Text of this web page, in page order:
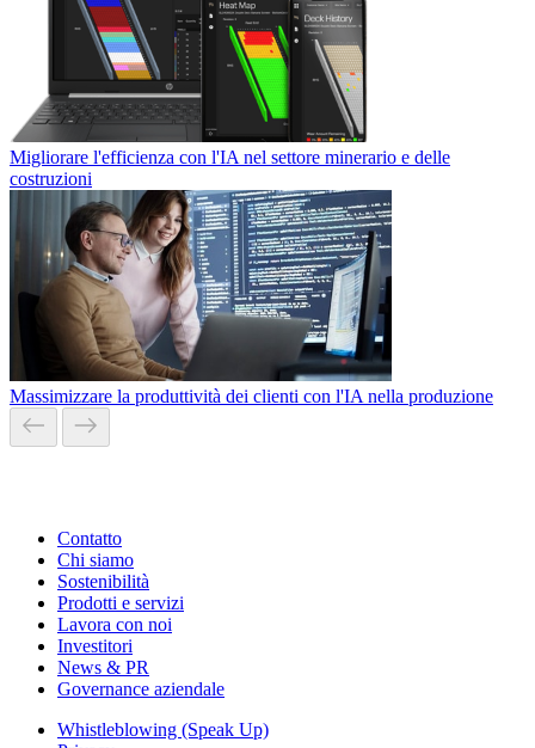
Migliorare l'efficienza con l'IA nel settore minerario e delle
costruzioni
Massimizzare la produttività dei clienti con l'IA nella produzione
Contatto
Chi siamo
Sostenibilità
Prodotti e servizi
Lavora con noi
Investitori
News & PR
Governance aziendale
Whistleblowing (Speak Up)